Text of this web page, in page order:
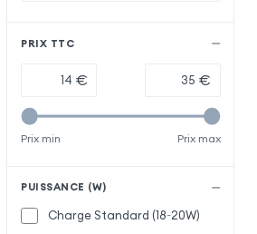
PRIX TTC
€ €
Prix min Prix max
PUISSANCE (W)
Charge Standard (18~20W)